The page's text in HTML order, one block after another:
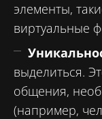
элементы,
виртуальные
выделиться.
общения,
(например,